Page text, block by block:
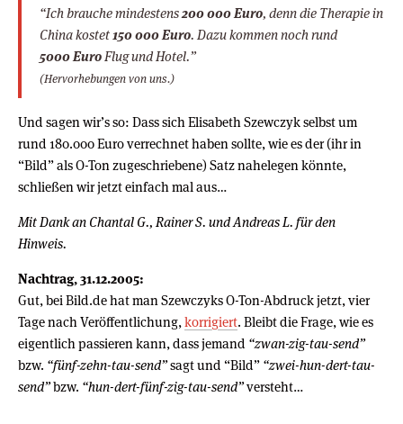
“Ich brauche mindestens200 000 Euro, denn die Therapie in
China kostet 150 000 Euro. Dazu kommen noch rund
5000 Euro Flug und Hotel.”
(Hervorhebungen von uns.)
Und sagen wir’s so: Dass sich Elisabeth Szewczyk selbst um
rund 180.000 Euro verrechnet haben sollte, wie es der (ihr in
“Bild” als O-Ton zugeschriebene) Satz nahelegen könnte,
schließen wir jetzt einfach mal aus…
Mit Dank an Chantal G., Rainer S. und Andreas L. für den
Hinweis.
Nachtrag, 31.12.2005:
Gut, bei Bild.de hat man Szewczyks O-Ton-Abdruck jetzt, vier
Tage nach Veröffentlichung, korrigiert. Bleibt die Frage, wie es
eigentlich passieren kann, dass jemand “zwan-zig-tau-send”
bzw. “fünf-zehn-tau-send”sagt und “Bild” “zwei-hun-dert-tau-
send”bzw. “hun-dert-fünf-zig-tau-send”versteht…